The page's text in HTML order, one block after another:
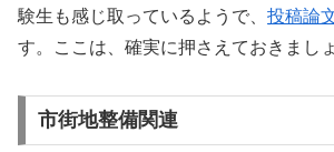
験生も感じ取っているようで、 投稿論
す。ここは、確実に押さえておきまし
市街地整備関連